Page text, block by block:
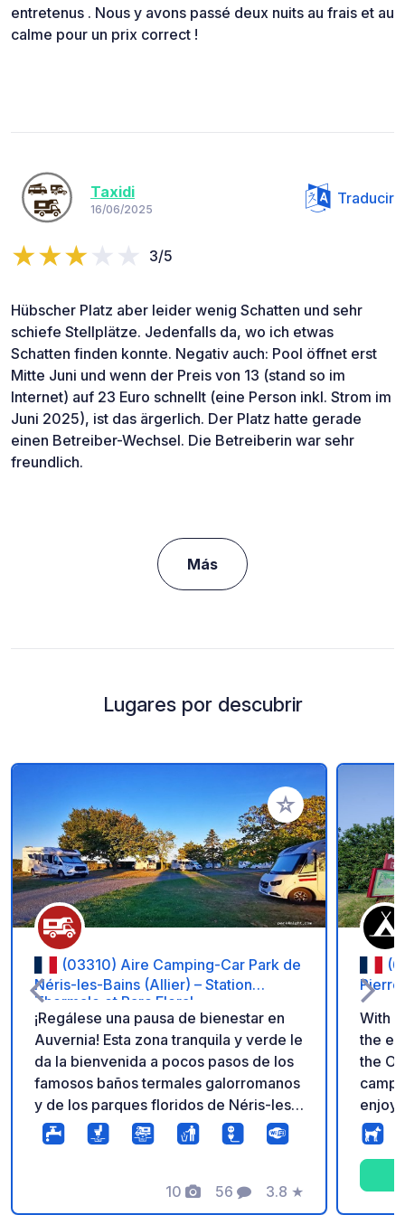
entretenus . Nous y avons passé deux nuits au frais et au
calme pour un prix correct !
Taxidi
16/06/2025
Traducir
3/5
Hübscher Platz aber leider wenig Schatten und sehr
schiefe Stellplätze. Jedenfalls da, wo ich etwas
Schatten finden konnte. Negativ auch: Pool öffnet erst
Mitte Juni und wenn der Preis von 13 (stand so im
Internet) auf 23 Euro schnellt (eine Person inkl. Strom im
Juni 2025), ist das ärgerlich. Der Platz hatte gerade
einen Betreiber-Wechsel. Die Betreiberin war sehr
freundlich.
Más
Lugares por descubrir
Añadir a tus
(03310) Aire Camping-Car Park de
Néris-les-Bains (Allier) – Station
Thermale et Parc Floral
¡Regálese una pausa de bienestar en
Auvernia! Esta zona tranquila y verde le
da la bienvenida a pocos pasos de los
famosos baños termales galorromanos
y de los parques floridos de Néris-les-
Bains. Ideal para una cura termal o para
disfrutar de rutas de senderismo y del
gran comodidad durante su estancia:
10
Fotos
56
Comentarios
3.8
Calificación
★
With
the
the
enjoy
the